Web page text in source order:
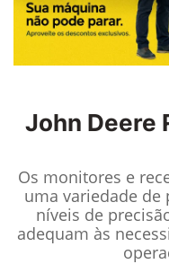
John Deere
Os monitores e
uma variedade de
níveis de
adequam às